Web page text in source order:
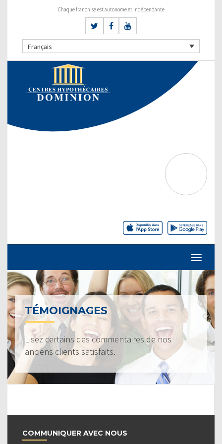
Chaque franchise est autonome et indépendante
Français
TÉMOIGNAGES
Lisez certains des commentaires de nos
anciens clients satisfaits.
COMMUNIQUER AVEC NOUS